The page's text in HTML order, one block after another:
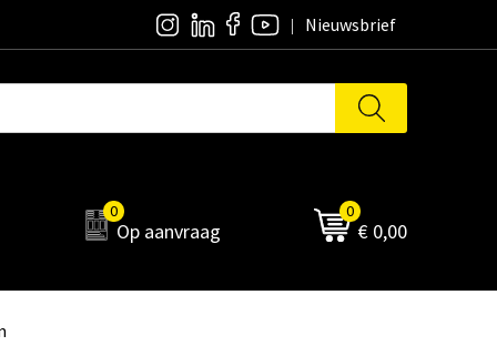
Nieuwsbrief
0
Op aanvraag
0
€ 0,00